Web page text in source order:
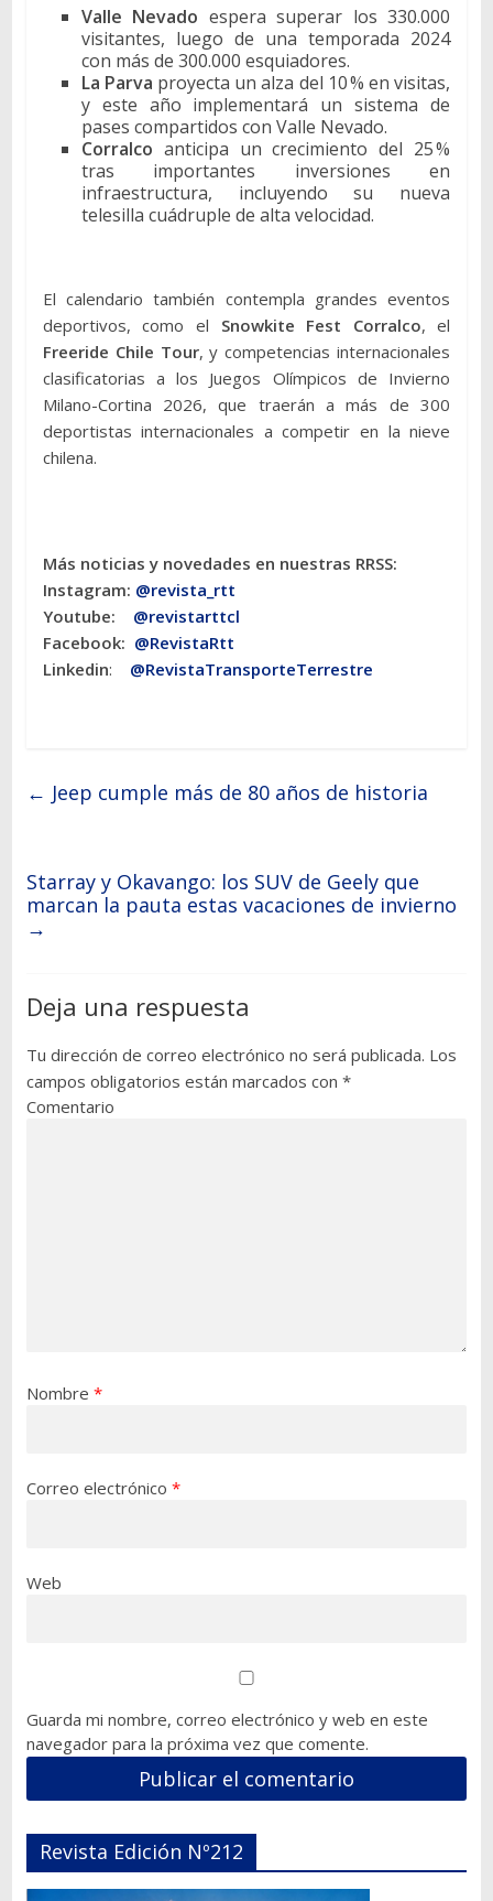
Valle Nevado espera superar los 330.000
visitantes, luego de una temporada 2024
con más de 300.000 esquiadores.
La Parva proyecta un alza del 10 % en visitas,
y este año implementará un sistema de
pases compartidos con Valle Nevado.
Corralco anticipa un crecimiento del 25 %
tras importantes inversiones en
infraestructura, incluyendo su nueva
telesilla cuádruple de alta velocidad.
El calendario también contempla grandes eventos
deportivos, como el Snowkite Fest Corralco, el
Freeride Chile Tour, y competencias internacionales
clasificatorias a los Juegos Olímpicos de Invierno
Milano-Cortina 2026, que traerán a más de 300
deportistas internacionales a competir en la nieve
chilena.
Más noticias y novedades en nuestras RRSS:
Instagram: @revista_rtt
Youtube: @revistarttcl
Facebook: @RevistaRtt
Linkedin: @RevistaTransporteTerrestre
← Jeep cumple más de 80 años de historia
Starray y Okavango: los SUV de Geely que
marcan la pauta estas vacaciones de invierno
→
Deja una respuesta
Tu dirección de correo electrónico no será publicada. Los
campos obligatorios están marcados con *
Comentario
Nombre *
Correo electrónico *
Web
Guarda mi nombre, correo electrónico y web en este
navegador para la próxima vez que comente.
Revista Edición Nº212